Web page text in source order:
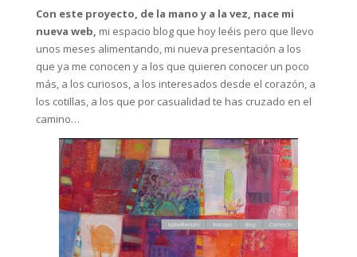
Con este proyecto, de la mano y a la vez, nace mi
nueva web, mi espacio blog que hoy leéis pero que llevo
unos meses alimentando, mi nueva presentación a los
que ya me conocen y a los que quieren conocer un poco
más, a los curiosos, a los interesados desde el corazón, a
los cotillas, a los que por casualidad te has cruzado en el
camino…